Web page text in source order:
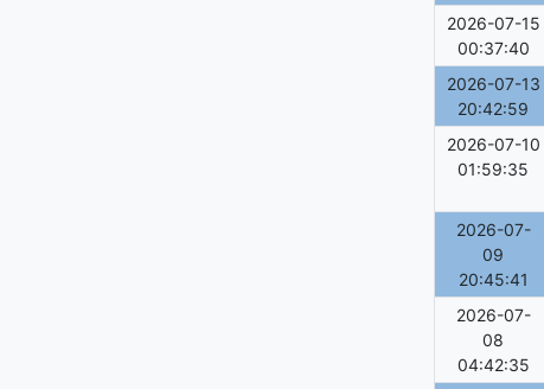
2026-07-15
00:37:40
2026-07-13
20:42:59
2026-07-10
01:59:35
2026-07-
09
20:45:41
2026-07-
08
04:42:35